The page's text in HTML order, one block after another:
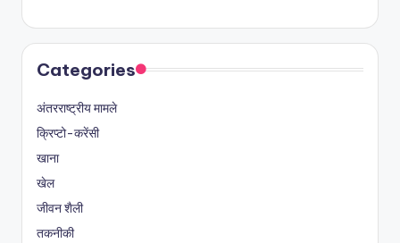
Categories
अंतरराष्ट्रीय मामले
क्रिप्टो-करेंसी
खाना
खेल
जीवन शैली
तकनीकी